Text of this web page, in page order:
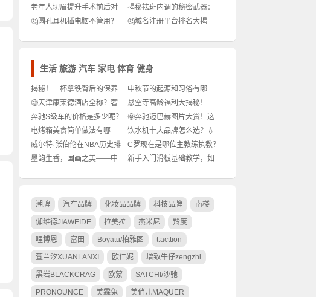
攻略，手把手教你玩转暗
区！
画带你进入萌趣世界🥚🎈
老年人切眉提升手术前后对
比图片效果如何？
揭秘祛斑内调的秘密武器：
中医养生之道🔍💖
🤔圆孔耳机插电脑不管用？
🤔域名注册平台排名大揭
生活 旅游 汽车 家电 体育 健身
揭秘！一杯拿铁背后的保养
大揭秘☕💰
中秋节的起源和习俗有哪
些？🌕一起来揭秘吧！
🧐天津康莱德酒店全称？奢
华体验大揭秘！✨
悬空寺高龄福利大揭秘！
60+长者游园新规则...
奔驰S级车的价格是多少呢？
🚗揭秘豪华轿车的身价秘密
🤩奔驰迈巴赫图片大赏！这
奢华感绝了？🧐
电烤箱美食简单做法有哪
些？🍳新手必看的懒人食谱
饮水机十大品牌怎么选？💧
选购指南来了！
威尔特·张伯伦在NBA历史排
名多少名？篮球传奇地位解
C罗现在是哪位主教练执教？
🔥揭秘背后的故事
墨韵生香，国画之美——中
新手入门滑板基础教学，如
潮牌 汽车品牌 化妆品品牌 科技品牌 南楼
伽维德JIAWEIDE 拉美拉 杰米尼 羚度
哩博恩 富田 Boyatu/柏雅图 t.acttion
萱兰汐XUANLANXI 欧仁妮 增致牛仔zengzhi
黑岩BLACKCRAG 欧蒙 SATCHI/沙驰
PRONOUNCE 美霖兔 美俏儿MAQUER